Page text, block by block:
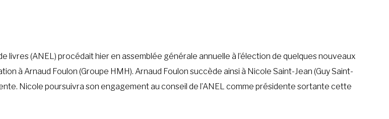
livres (ANEL) procédait hier en assemblée générale annuelle à l’élection de quelques nouveaux
à Arnaud Foulon (Groupe HMH). Arnaud Foulon succède ainsi à Nicole Saint-Jean (Guy Saint-
Nicole poursuivra son engagement au conseil de l’ANEL comme présidente sortante cette